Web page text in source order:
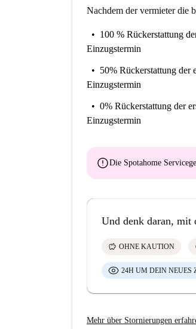
Nachdem der vermieter die
100 % Rückerstattung
Einzugstermin
50% Rückerstattung der
Einzugstermin
0% Rückerstattung der
Einzugstermin
errorDie Spotahome
Und denk daran, mit
savings OHNE KAUTION
24H UM DEIN NEUES
Mehr über Stornierungen